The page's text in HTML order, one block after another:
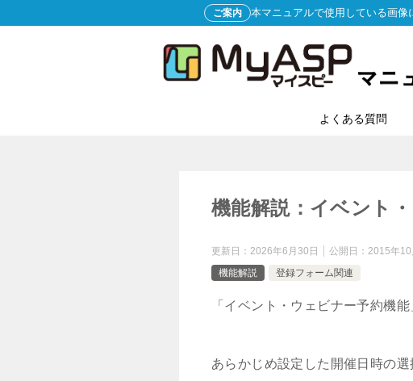
ご案内 本マニュアルで使用している画像
よくある質問
機能解説：イベント
更新日： 2026年6月30日 公開日： 2015年10
機能解説
登録フォーム関連
「イベント・ウェビナー予約機
あらかじめ設定した開催日時の